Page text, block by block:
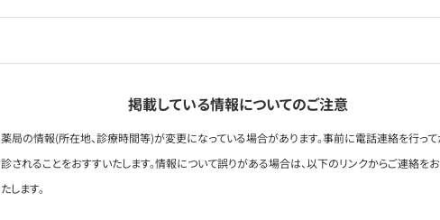
掲載している情報についてのご注意
薬局の情報(所在地、診療時間等)が変更になっている場合があります。事前に電話連絡を行っ
診されることをおすすいたします。情報について誤りがある場合は、以下のリンクからご連絡を
たします。